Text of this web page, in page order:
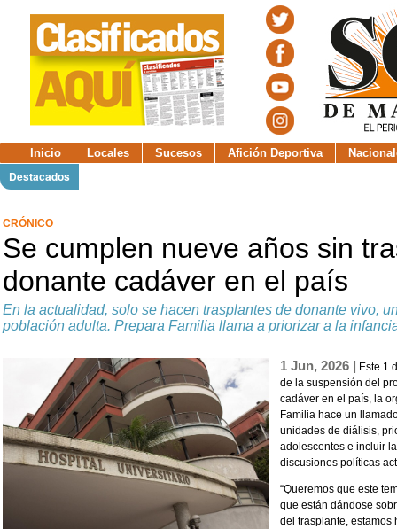
Inicio Locales Sucesos Afición Deportiva
Destacados
CRÓNICO
Se cumplen nueve años sin
donante cadáver en el país
En la actualidad, solo se hacen trasplantes de donante vivo,
población adulta. Prepara Familia llama a priorizar a la
1 Jun, 2026 | Este 1
de la suspensión del
cadáver en el país, la
Familia hace un
unidades de diálisis,
adolescentes e incluir
discusiones políticas
“Queremos que este
que están dándose
del trasplante,